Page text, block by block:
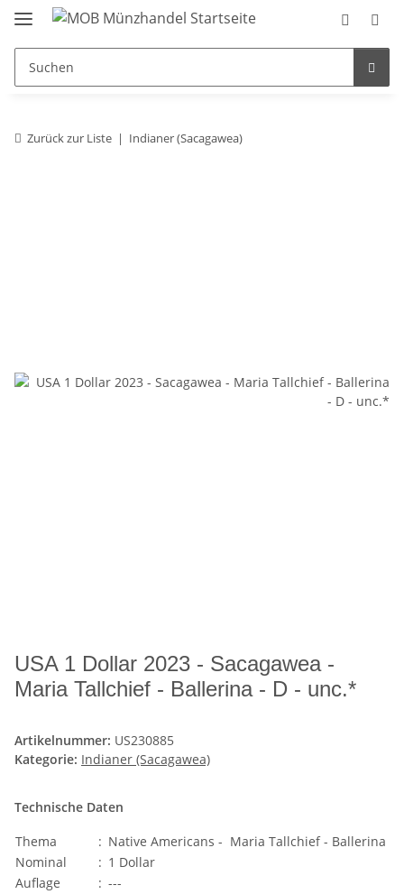
Zurück zur Liste Indianer (Sacagawea)
USA 1 Dollar 2023 - Sacagawea -
Maria Tallchief - Ballerina - D - unc.*
Artikelnummer: US230885
Kategorie: Indianer (Sacagawea)
Technische Daten
Thema
: Native Americans - Maria Tallchief - Ballerina
Nominal
: 1 Dollar
Auflage
: ---